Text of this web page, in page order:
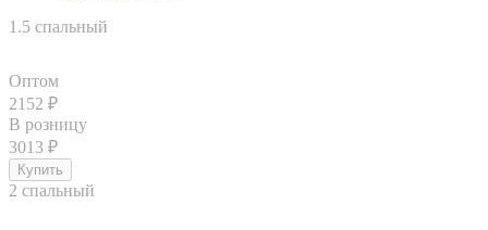
1.5 спальный
Оптом
2152 ₽
В розницу
3013 ₽
2 спальный